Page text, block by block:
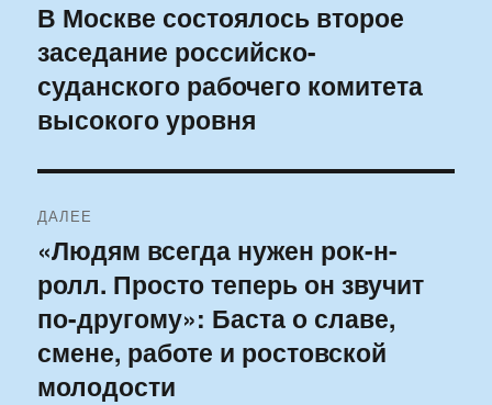
по
записям
Предыдущая
запись:
В Москве состоялось второе
заседание российско-
суданского рабочего комитета
высокого уровня
ДАЛЕЕ
Следующая
запись:
«Людям всегда нужен рок-н-
ролл. Просто теперь он звучит
по-другому»: Баста о славе,
смене, работе и ростовской
молодости